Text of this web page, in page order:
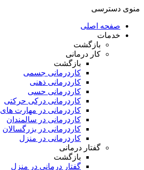
منوی دسترسی
صفحه اصلی
خدمات
بازگشت
کار درمانی
بازگشت
کاردرمانی جسمی
کاردرمانی ذهنی
کاردرمانی حسی
کاردرمانی درکی حرکتی
کاردرمانی در مهارت
کاردرمانی در سالمندان
کاردرمانی در بزرگسالان
کاردرمانی در منزل
گفتار درمانی
بازگشت
گفتار درمانی در منزل